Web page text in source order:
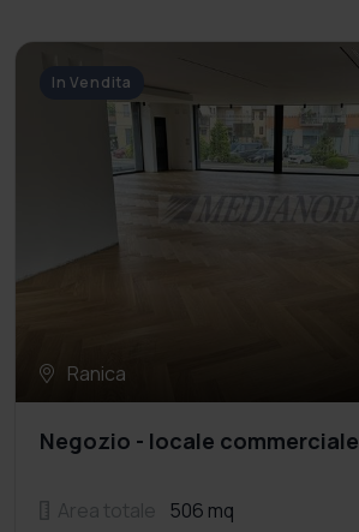
Ranica
In Vendita
Negozio - locale commerciale
506 mq